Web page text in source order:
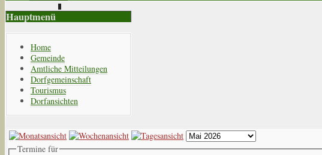
Hauptmenü
Home
Gemeinde
Amtliche Mitteilungen
Dorfgemeinschaft
Tourismus
Dorfansichten
Termine für